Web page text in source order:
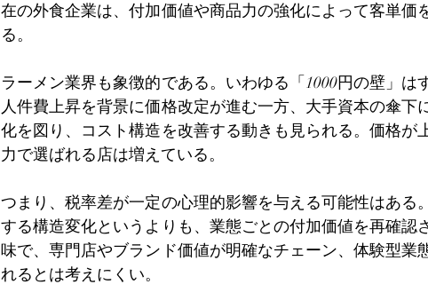
在の外食企業は、付加価値や商品力の強化によって客単価
る。
ラーメン業界も象徴的である。いわゆる「1000円の壁」は
人件費上昇を背景に価格改定が進む一方、大手資本の傘下
化を図り、コスト構造を改善する動きも見られる。価格が
力で選ばれる店は増えている。
つまり、税率差が一定の心理的影響を与える可能性はある
する構造変化というよりも、業態ごとの付加価値を再確認
味で、専門店やブランド価値が明確なチェーン、体験型業
れるとは考えにくい。